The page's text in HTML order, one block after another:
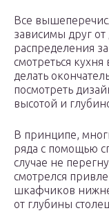
Все
зависимы друг от
распределения
смотреться
делать
посмотреть
высотой и
В принципе,
ряда с помощью
случае не
смотрелся
шкафчиков
от глубины